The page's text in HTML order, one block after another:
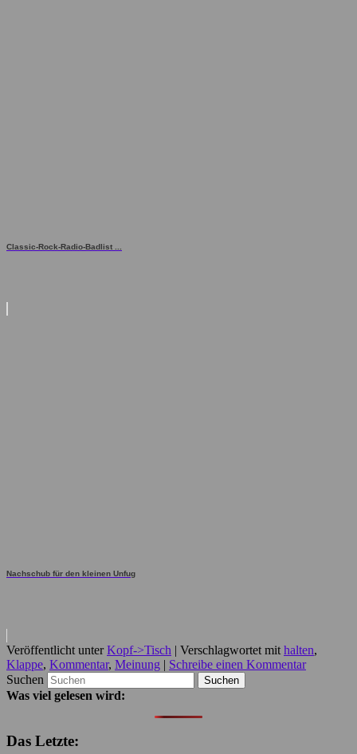
Classic-Rock-Radio-Badlist ...
Nachschub für den kleinen Unfug
Veröffentlicht unter Kopf->Tisch | Verschlagwortet mit halten,
Klappe, Kommentar, Meinung | Schreibe einen Kommentar
Suchen
Was viel gelesen wird:
Das Letzte: